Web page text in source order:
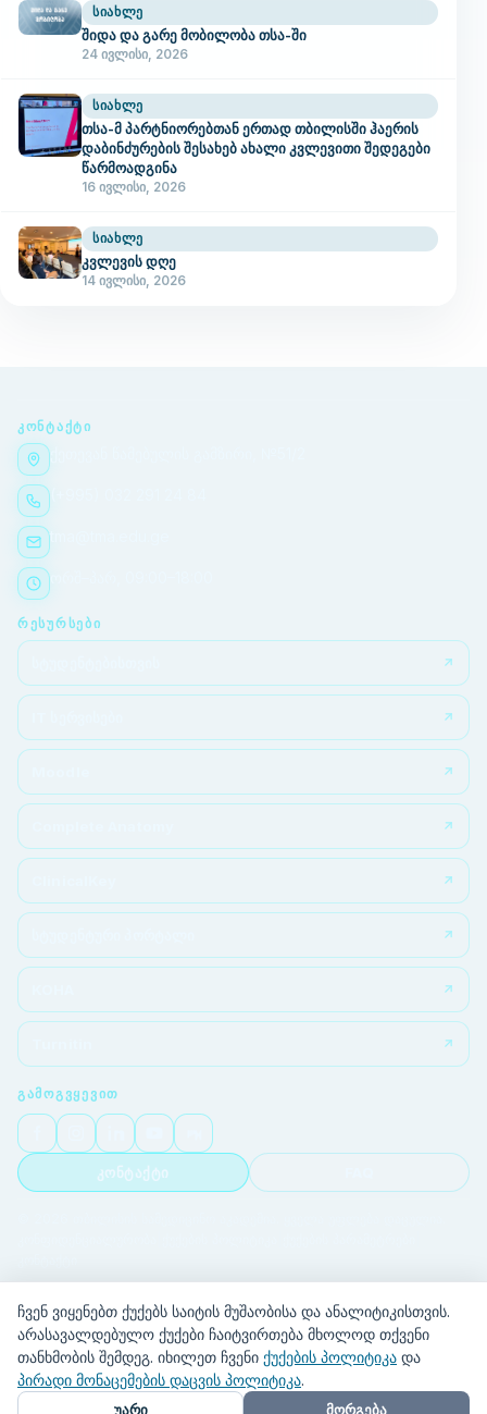
ᲡᲘᲐᲮᲚᲔ
შიდა და გარე მობილობა თსა-ში
24 ივლისი, 2026
ᲡᲘᲐᲮᲚᲔ
თსა-მ პარტნიორებთან ერთად თბილისში ჰაერის
დაბინძურების შესახებ ახალი კვლევითი შედეგები
წარმოადგინა
16 ივლისი, 2026
ᲡᲘᲐᲮᲚᲔ
კვლევის დღე
14 ივლისი, 2026
ᲙᲝᲜᲢᲐᲥᲢᲘ
ᲠᲔᲡᲣᲠᲡᲔᲑᲘ
ᲒᲐᲛᲝᲒᲕᲧᲔᲕᲘᲗ
კონტაქტი
ჩვენ ვიყენებთ ქუქებს საიტის მუშაობისა და ანალიტიკისთვის.
არასავალდებულო ქუქები ჩაიტვირთება მხოლოდ თქვენი
თანხმობის შემდეგ. იხილეთ ჩვენი ქუქების პოლიტიკა და
პირადი მონაცემების დაცვის პოლიტიკა.
უარი მორგება